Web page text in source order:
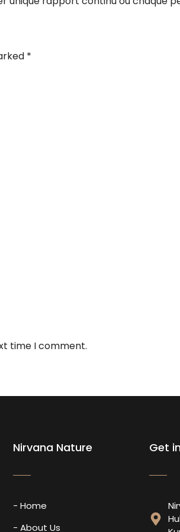
*
time I comment.
Nirvana Nature
- Home
- About Us
Get